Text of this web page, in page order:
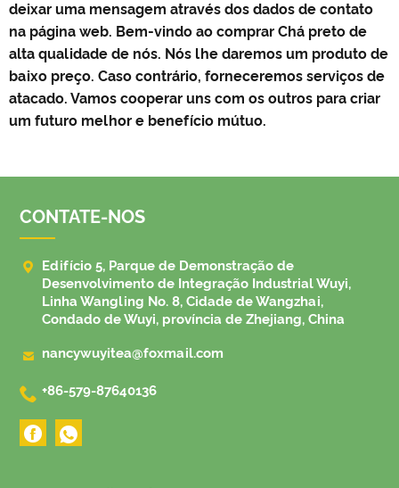
deixar uma mensagem através dos dados de contato
na página web. Bem-vindo ao comprar Chá preto de
alta qualidade de nós. Nós lhe daremos um produto de
baixo preço. Caso contrário, forneceremos serviços de
atacado. Vamos cooperar uns com os outros para criar
um futuro melhor e benefício mútuo.
CONTATE-NOS

Edifício 5, Parque de Demonstração de
Desenvolvimento de Integração Industrial Wuyi,
Linha Wangling No. 8, Cidade de Wangzhai,
Condado de Wuyi, província de Zhejiang, China
 nancywuyitea@foxmail.com
 +86-579-87640136